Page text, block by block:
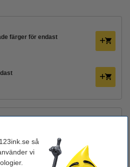
så
vi
färger för endast
x 76mm | 123ink | gul | 100
6 | 123ink galvaniserade |